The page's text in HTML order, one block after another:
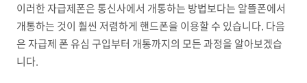
이러한 자급제폰은 통신사에서 개통하는 방법보다는 알뜰폰에서
개통하는 것이 훨씬 저렴하게 핸드폰을 이용할 수 있습니다. 다음
은 자급제 폰 유심 구입부터 개통까지의 모든 과정을 알아보겠습
니다.